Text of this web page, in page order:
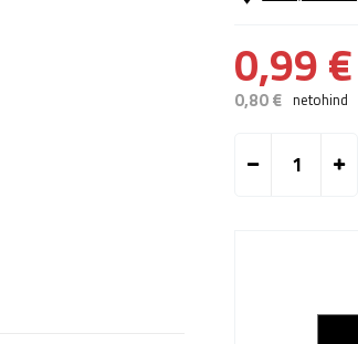
0,99 €
0,80 € netohind